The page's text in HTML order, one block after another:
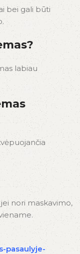
bei gali būti
labiau
nori maskavimo,
pasaulyje-